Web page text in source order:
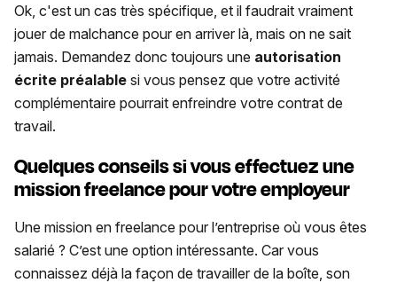
Ok, c'est un cas très spécifique, et il faudrait vraiment
jouer de malchance pour en arriver là, mais on ne sait
jamais. Demandez donc toujours une autorisation
écrite préalable si vous pensez que votre activité
complémentaire pourrait enfreindre votre contrat de
travail.
Quelques conseils si vous effectuez une
mission freelance pour votre employeur
Une mission en freelance pour l’entreprise où vous êtes
salarié ? C’est une option intéressante. Car vous
connaissez déjà la façon de travailler de la boîte, son